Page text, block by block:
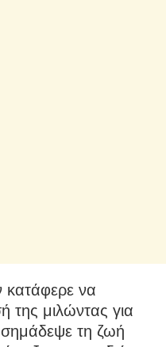
κατάφερε να
της μιλώντας για
τη ζωή